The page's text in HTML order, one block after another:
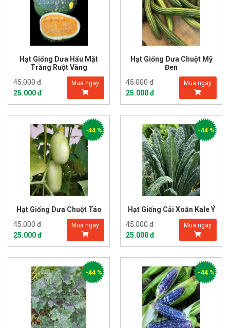
Hạt Giống Dưa Hấu Mặt
Trăng Ruột Vàng
45.000 đ
25.000 đ
Mua ngay
Hạt Giống Dưa Chuột Mỹ
Đen
45.000 đ
25.000 đ
Mua ngay
Hạt Giống Dưa Chuột Táo
45.000 đ
25.000 đ
Mua ngay
-44 %
Hạt Giống Cải Xoăn Kale Ý
45.000 đ
25.000 đ
Mua ngay
-44 %
-44 % -44 %